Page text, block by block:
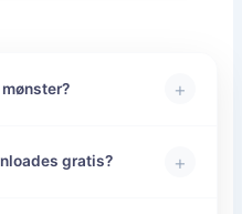
+
gratis? +